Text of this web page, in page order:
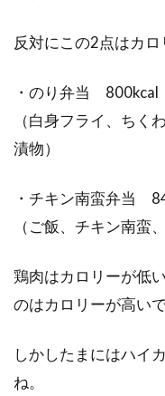
反対にこの2点はカロ
・のり弁当 800kcal
（白身フライ、ちく
漬物）
・チキン南蛮弁当
（ご飯、チキン南蛮
鶏肉はカロリーが低
のはカロリーが高いで
しかしたまにはハイ
ね。